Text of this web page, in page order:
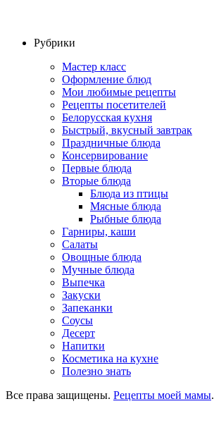
Рубрики
Мастер класс
Оформление блюд
Мои любимые рецепты
Рецепты посетителей
Белорусская кухня
Быстрый, вкусный завтрак
Праздничные блюда
Консервирование
Первые блюда
Вторые блюда
Блюда из птицы
Мясные блюда
Рыбные блюда
Гарниры, каши
Салаты
Овощные блюда
Мучные блюда
Выпечка
Закуски
Запеканки
Соусы
Десерт
Напитки
Косметика на кухне
Полезно знать
Все права защищены. Рецепты моей мамы.